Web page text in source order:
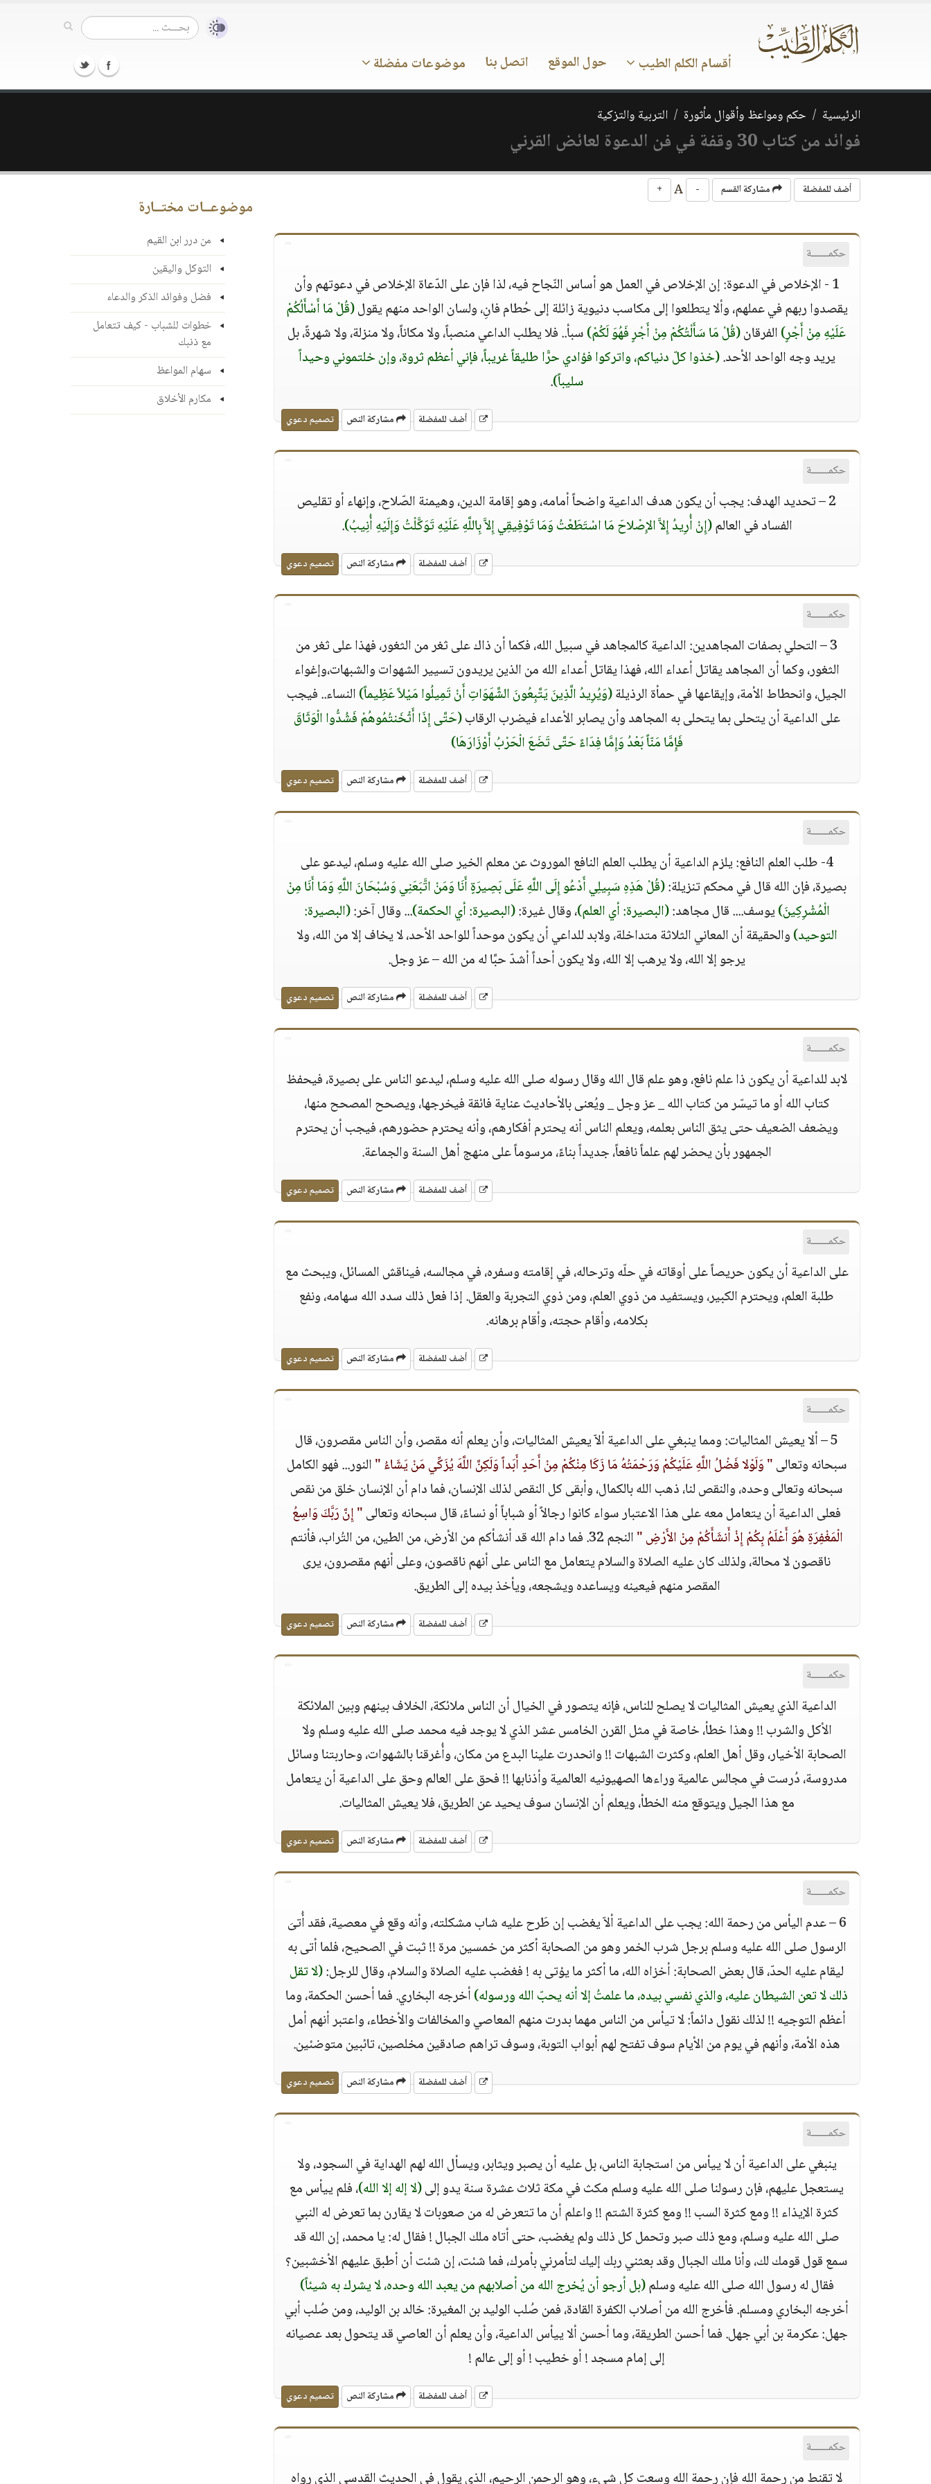
أقسام الكلم الطيب حول الموقع اتصل بنا موضوعات مفضلة
الرئيسية حكم ومواعظ وأقوال مأثورة التربية والتزكية
فوائد من كتاب 30 وقفة في فن الدعوة لعائض القرني
أضف للمفضلة مشاركة القسم -
+
حكمــــــة
1 - الإخلاص في الدعوة: إن الإخلاص في العمل هو أساس النّجاح فيه، لذا فإن على الدّعاة الإخلاص في دعوتهم وأن
يقصدوا ربهم في عملهم، وألا يتطلعوا إلى مكاسب دنيوية زائلة إلى حُطام فانِ، ولسان الواحد منهم يقول(قُلْ مَا أَسْأَلُكُمْ
عَلَيْهِ مِنْ أَجْرٍ)الفرقان(قُلْ مَا سَأَلْتُكُمْ مِنْ أَجْرٍ فَهُوَ لَكُمْ)سبأ.. فلا يطلب الداعي منصباً، ولا مكاناً، ولا منزلة، ولا شهرةً، بل
يريد وجه الواحد الأحد.(خذوا كلّ دنياكم، واتركوا فؤادي حرًّا طليقاً غريباً، فإني أعظم ثروة، وإن خلتموني وحيداً
سليباً).
أضف للمفضلة مشاركة النص تصميم دعوي
حكمــــــة
2 – تحديد الهدف: يجب أن يكون هدف الداعية واضحاً أمامه، وهو إقامة الدين، وهيمنة الصّلاح، وإنهاء أو تقليص
الفساد في العالم(إِنْ أُرِيدُ إِلاَّ الإِصْلاحَ مَا اسْتَطَعْتُ وَمَا تَوْفِيقِي إِلاَّ بِاللَّهِ عَلَيْهِ تَوَكَّلْتُ وَإِلَيْهِ أُنِيبُ).
أضف للمفضلة مشاركة النص تصميم دعوي
حكمــــــة
3 – التحلي بصفات المجاهدين: الداعية كالمجاهد في سبيل الله، فكما أن ذاك على ثغر من الثغور، فهذا على ثغر من
الثغور، وكما أن المجاهد يقاتل أعداء الله، فهذا يقاتل أعداء الله من الذين يريدون تسيير الشهوات والشبهات،وإغواء
الجيل، وانحطاط الأمة، وإيقاعها في حمأة الرذيلة(وَيُرِيدُ الَّذِينَ يَتَّبِعُونَ الشَّهَوَاتِ أَنْ تَمِيلُوا مَيْلاً عَظِيماً)النساء.. فيجب
على الداعية أن يتحلى بما يتحلى به المجاهد وأن يصابر الأعداء فيضرب الرقاب(حَتَّى إِذَا أَثْخَنتُمُوهُمْ فَشُدُّوا الْوَثَاقَ
فَإِمَّا مَنّاً بَعْدُ وَإِمَّا فِدَاءً حَتَّى تَضَعَ الْحَرْبُ أَوْزَارَهَا)
أضف للمفضلة مشاركة النص تصميم دعوي
حكمــــــة
4- طلب العلم النافع: يلزم الداعية أن يطلب العلم النافع الموروث عن معلم الخير صلى الله عليه وسلم، ليدعو على
بصيرة، فإن الله قال في محكم تنزيلة:(قُلْ هَذِهِ سَبِيلِي أَدْعُو إِلَى اللَّهِ عَلَى بَصِيرَةٍ أَنَا وَمَنْ اتَّبَعَنِي وَسُبْحَانَ اللَّهِ وَمَا أَنَا مِنْ
الْمُشْرِكِينَ)يوسف.... قال مجاهد:(البصيرة: أي العلم)، وقال غيرة:(البصيرة: أي الحكمة)... وقال آخر:(البصيرة:
التوحيد)والحقيقة أن المعاني الثلاثة متداخلة، ولابد للداعي أن يكون موحداً للواحد الأحد، لا يخاف إلا من الله، ولا
يرجو إلا الله، ولا يرهب إلا الله، ولا يكون أحداً أشدّ حبَّا له من الله – عز وجل.
أضف للمفضلة مشاركة النص تصميم دعوي
حكمــــــة
لابد للداعية أن يكون ذا علم نافع، وهو علم قال الله وقال رسوله صلى الله عليه وسلم، ليدعو الناس على بصيرة، فيحفظ
كتاب الله أو ما تيسّر من كتاب الله _ عز وجل _ ويُعنى بالأحاديث عناية فائقة فيخرجها، ويصحح المصحح منها،
ويضعف الضعيف حتى يثق الناس بعلمه، ويعلم الناس أنه يحترم أفكارهم، وأنه يحترم حضورهم، فيجب أن يحترم
الجمهور بأن يحضر لهم علماً نافعاً، جديداً بناءً، مرسوماً على منهج أهل السنة والجماعة.
أضف للمفضلة مشاركة النص تصميم دعوي
حكمــــــة
على الداعية أن يكون حريصاً على أوقاته في حلّه وترحاله، في إقامته وسفره، في مجالسه، فيناقش المسائل، ويبحث مع
طلبة العلم، ويحترم الكبير، ويستفيد من ذوي العلم، ومن ذوي التجربة والعقل. إذا فعل ذلك سدد الله سهامه، ونفع
بكلامه، وأقام حجته، وأقام برهانه.
أضف للمفضلة مشاركة النص تصميم دعوي
حكمــــــة
5 – ألا يعيش المثاليات: ومما ينبغي على الداعية ألاّ يعيش المثاليات، وأن يعلم أنه مقصر، وأن الناس مقصرون، قال
سبحانه وتعالى" وَلَوْلا فَضْلُ اللَّهِ عَلَيْكُمْ وَرَحْمَتُهُ مَا زَكَا مِنْكُمْ مِنْ أَحَدٍ أَبَداً وَلَكِنَّ اللَّهَ يُزَكِّي مَنْ يَشَاءُ "النور... فهو الكامل
سبحانه وتعالى وحده، والنقص لنا، ذهب الله بالكمال، وأبقى كل النقص لذلك الإنسان، فما دام أن الإنسان خلق من نقص
فعلى الداعية أن يتعامل معه على هذا الاعتبار سواء كانوا رجالاً أو شباباً أو نساءً، قال سبحانه وتعالى" إِنَّ رَبَّكَ وَاسِعُ
الْمَغْفِرَةِ هُوَ أَعْلَمُ بِكُمْ إِذْ أَنشَأَكُمْ مِنْ الأَرْضِ "
النجم 32. فما دام الله قد أنشأكم من الأرض، من الطين، من التُراب، فأنتم
ناقصون لا محالة، ولذلك كان عليه الصلاة والسلام يتعامل مع الناس على أنهم ناقصون، وعلى أنهم مقصرون، يرى
المقصر منهم فيعينه ويساعده ويشجعه، ويأخذ بيده إلى الطريق.
أضف للمفضلة مشاركة النص تصميم دعوي
حكمــــــة
الداعية الذي يعيش المثاليات لا يصلح للناس، فإنه يتصور في الخيال أن الناس ملائكة، الخلاف بينهم وبين الملائكة
الأكل والشرب !! وهذا خطأ، خاصة في مثل القرن الخامس عشر الذي لا يوجد فيه محمد صلى الله عليه وسلم ولا
الصحابة الأخيار، وقل أهل العلم، وكثرت الشبهات !! وانحدرت علينا البدع من مكان، وأُغرقنا بالشهوات، وحاربتنا وسائل
مدروسة، دُرست في مجالس عالمية وراءها الصهيونيه العالمية وأذنابها !! فحق على العالم وحق على الداعية أن يتعامل
مع هذا الجيل ويتوقع منه الخطأ، ويعلم أن الإنسان سوف يحيد عن الطريق، فلا يعيش المثاليات.
أضف للمفضلة مشاركة النص تصميم دعوي
حكمــــــة
6 – عدم اليأس من رحمة الله: يجب على الداعية ألاّ يغضب إن طَرح عليه شاب مشكلته، وأنه وقع في معصية، فقد أُتىَ
الرسول صلى الله عليه وسلم برجل شرب الخمر وهو من الصحابة أكثر من خمسين مرة !! ثبت في الصحيح، فلما أتى به
ليقام عليه الحدّ، قال بعض الصحابة: أخزاه الله، ما أكثر ما يؤتى به ! فغضب عليه الصلاة والسلام، وقال للرجل:(لا تقل
ذلك لا تعن الشيطان عليه، والذي نفسي بيده، ما علمتُ إلا أنه يحبّ الله ورسوله)أخرجه البخاري. فما أحسن الحكمة، وما
أعظم التوجيه !! لذلك نقول دائماً: لا تيأس من الناس مهما بدرت منهم المعاصي والمخالفات والأخطاء، واعتبر أنهم أمل
هذه الأمة، وأنهم في يوم من الأيام سوف تفتح لهم أبواب التوبة، وسوف تراهم صادقين مخلصين، تائبين متوضئين.
أضف للمفضلة مشاركة النص تصميم دعوي
حكمــــــة
ينبغي على الداعية أن لا ييأس من استجابة الناس، بل عليه أن يصبر ويثابر، ويسأل الله لهم الهداية في السجود، ولا
يستعجل عليهم، فإن رسولنا صلى الله عليه وسلم مكث في مكة ثلاث عشرة سنة يدو إلى(لا إله إلا الله)، فلم ييأس مع
كثرة الإيذاء !! ومع كثرة السب !! ومع كثرة الشتم !! واعلم أن ما تتعرض له من صعوبات لا يقارن بما تعرض له النبي
صلى الله عليه وسلم، ومع ذلك صبر وتحمل كل ذلك ولم يغضب، حتى أتاه ملك الجبال ! فقال له: يا محمد، إن الله قد
سمع قول قومك لك، وأنا ملك الجبال وقد بعثني ربك إليك لتأمرني بأمرك، فما شئت، إن شئت أن أطبق عليهم الأخشبين؟
فقال له رسول الله صلى الله عليه وسلم(بل أرجو أن يُخرج الله من أصلابهم من يعبد الله وحده، لا يشرك به شيئاً)
أخرجه البخاري ومسلم. فأخرج الله من أصلاب الكفرة القادة، فمن صُلب الوليد بن المغيرة: خالد بن الوليد، ومن صُلب أبي
جهل: عكرمة بن أبي جهل. فما أحسن الطريقة، وما أحسن ألا ييأس الداعية، وأن يعلم أن العاصي قد يتحول بعد عصيانه
إلى إمام مسجد ! أو خطيب ! أو إلى عالم !
أضف للمفضلة مشاركة النص تصميم دعوي
حكمــــــة
لا تقنط من رحمة الله فإن رحمة الله وسعت كل شيء، وهو الرحمن الرحيم، الذي يقول في الحديث القدسي الذي رواه
موضوعــات مختــارة
من درر ابن القيم
التوكل واليقين
فضل وفوائد الذكر والدعاء
خطوات للشباب - كيف تتعامل
مع ذنبك
سهام المواعظ
مكارم الأخلاق